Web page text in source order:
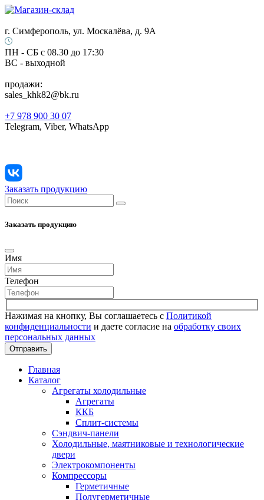
г. Симферополь, ул. Москалёва, д. 9А
ПН - СБ с 08.30 до 17:30
ВС - выходной
продажи:
sales_khk82@bk.ru
+7 978 900 30 07
Telegram, Viber, WhatsApp
Заказать продукцию
Заказать продукцию
Имя
Телефон
Нажимая на кнопку, Вы соглашаетесь с Политикой
конфиденциальности и даете согласие на обработку своих
персональных данных
Отправить
Главная
Каталог
Агрегаты холодильные
Агрегаты
ККБ
Сплит-системы
Сэндвич-панели
Холодильные, маятниковые и технологические
двери
Электрокомпоненты
Компрессоры
Герметичные
Полугерметичные